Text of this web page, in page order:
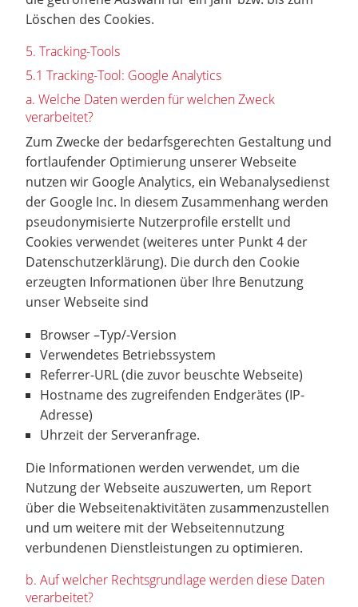
Löschen des Cookies.
5. Tracking-Tools
5.1 Tracking-Tool: Google Analytics
a. Welche Daten werden für welchen Zweck
verarbeitet?
Zum Zwecke der bedarfsgerechten Gestaltung und
fortlaufender Optimierung unserer Webseite
nutzen wir Google Analytics, ein Webanalysedienst
der Google Inc. In diesem Zusammenhang werden
pseudonymisierte Nutzerprofile erstellt und
Cookies verwendet (weiteres unter Punkt 4 der
Datenschutzerklärung). Die durch den Cookie
erzeugten Informationen über Ihre Benutzung
unser Webseite sind
Browser –Typ/-Version
Verwendetes Betriebssystem
Referrer-URL (die zuvor beuschte Webseite)
Hostname des zugreifenden Endgerätes (IP-
Adresse)
Uhrzeit der Serveranfrage.
Die Informationen werden verwendet, um die
Nutzung der Webseite auszuwerten, um Report
über die Webseitenaktivitäten zusammenzustellen
und um weitere mit der Webseitennutzung
verbundenen Dienstleistungen zu optimieren.
b. Auf welcher Rechtsgrundlage werden diese Daten
verarbeitet?